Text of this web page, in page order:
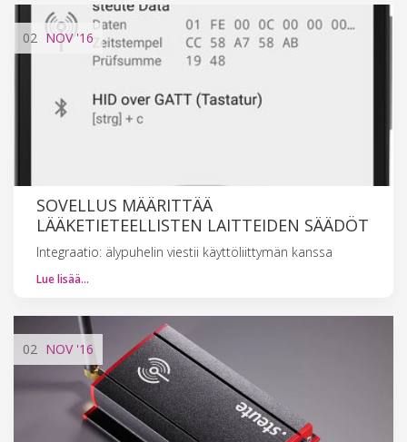
02 NOV'16
SOVELLUS MÄÄRITTÄÄ
LÄÄKETIETEELLISTEN LAITTEIDEN SÄÄDÖT
Integraatio: älypuhelin viestii käyttöliittymän kanssa
Lue lisää…
02 NOV'16